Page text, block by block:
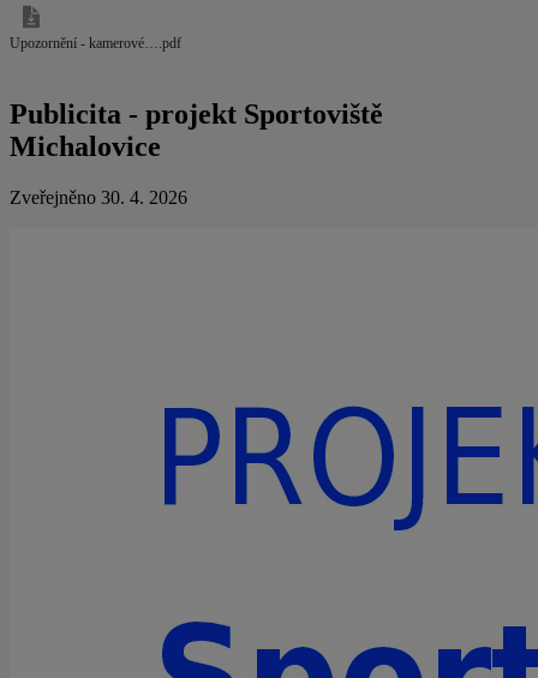
Upozornění - kamerové….pdf
Publicita - projekt Sportoviště
Michalovice
Zveřejněno 30. 4. 2026